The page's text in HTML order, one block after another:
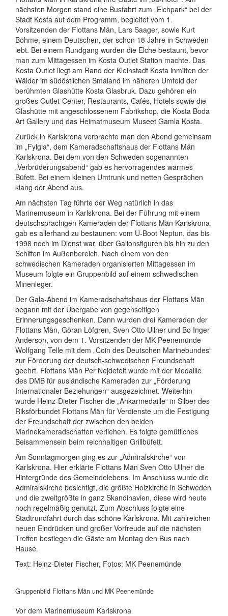
nächsten Morgen stand eine Busfahrt zum „Elchpark“ bei der
Stadt Kosta auf dem Programm, begleitet vom 1.
Vorsitzenden der Flottans Män, Lars Saager, sowie Kurt
Böhme, einem Deutschen, der schon 18 Jahre in Schweden
lebt. Bei einem Rundgang wurden die Elche bestaunt, bevor
man zum Mittagessen im Kosta Outlet Station machte. Das
Kosta Outlet liegt am Rand der Kleinstadt Kosta inmitten der
Wälder im südöstlichen Småland im näheren Umfeld der
berühmten Glashütte Kosta Glasbruk. Dazu gehören ein
großes Outlet-Center, Restaurants, Cafés, Hotels sowie die
Glashütte mit angeschlossenem Fabrikshop, die Kosta Boda
Art Gallery und das Heimatmuseum Museet Gamla Kosta.
Zurück in Karlskrona verbrachte man den Abend gemeinsam
im „Fylgia“, dem Kameradschaftshaus der Flottans Män
Karlskrona. Bei dem von den Schweden sogenannten
„Verbrüderungsabend“ gab es hervorragendes warmes
Büfett. Bei einem kleinen Umtrunk und netten Gesprächen
klang der Abend aus.
Am nächsten Tag führte der Weg natürlich in das
Marinemuseum in Karlskrona. Bei der Führung mit einem
deutschsprachigen Kameraden der Flottans Män Karlskrona
gab es allerhand zu bestaunen: vom U-Boot Neptun, das bis
1998 noch im Dienst war, über Galionsfiguren bis hin zu den
Schiffen im Außenbereich. Nach einem von den
schwedischen Kameraden organisierten Mittagessen im
Museum folgte ein Gruppenbild auf einem schwedischen
Minenleger.
Der Gala-Abend im Kameradschaftshaus der Flottans Män
begann mit der Übergabe von gegenseitigen
Erinnerungsgeschenken. Dann wurden drei Kameraden der
Flottans Män, Göran Löfgren, Sven Otto Ullner und Bo Inger
Anderson, von dem 1. Vorsitzenden der MK Peenemünde
Wolfgang Telle mit dem „Coin des Deutschen Marinebundes“
zur Förderung der deutsch-schwedischen Freundschaft
geehrt. Flottans Män Per Nejdefelt wurde mit der Medaille
des DMB für ausländische Kameraden zur „Förderung
Internationaler Beziehungen“ ausgezeichnet. Weiterhin
wurde Heinz-Dieter Fischer die „Ankarmedaille“ in Silber des
Riksförbundet Flottans Män für Verdienste um die Festigung
der Freundschaft der zwischen den beiden
Marinekameradschaften verliehen. Es folgte gemütliches
Beisammensein beim reichhaltigen Grillbüfett.
Am Sonntagmorgen ging es zur „Admiralskirche“ von
Karlskrona. Hier erklärte Flottans Män Sven Otto Ullner die
Hintergründe des Gemeindelebens. Im Anschluss wurde die
Admiralskirche besichtigt, die größte Holzkirche in Schweden
und die zweitgrößte in ganz Skandinavien, diese wird heute
noch regelmäßig genutzt. Zum Abschluss folgte eine
Stadtrundfahrt durch das schöne Karlskrona. Mit zahlreichen
neuen Eindrücken und großer Vorfreude auf die nächsten
Treffen bestiegen die Gäste am Montag den Bus nach
Hause.
Text: Heinz-Dieter Fischer, Fotos: MK Peenemünde
Gruppenbild Flottans Män und MK Peenemünde
Vor dem Marinemuseum Karlskrona